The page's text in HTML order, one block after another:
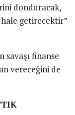
donduracak,
hale getirecektir”
savaşı finanse
vereceğini de